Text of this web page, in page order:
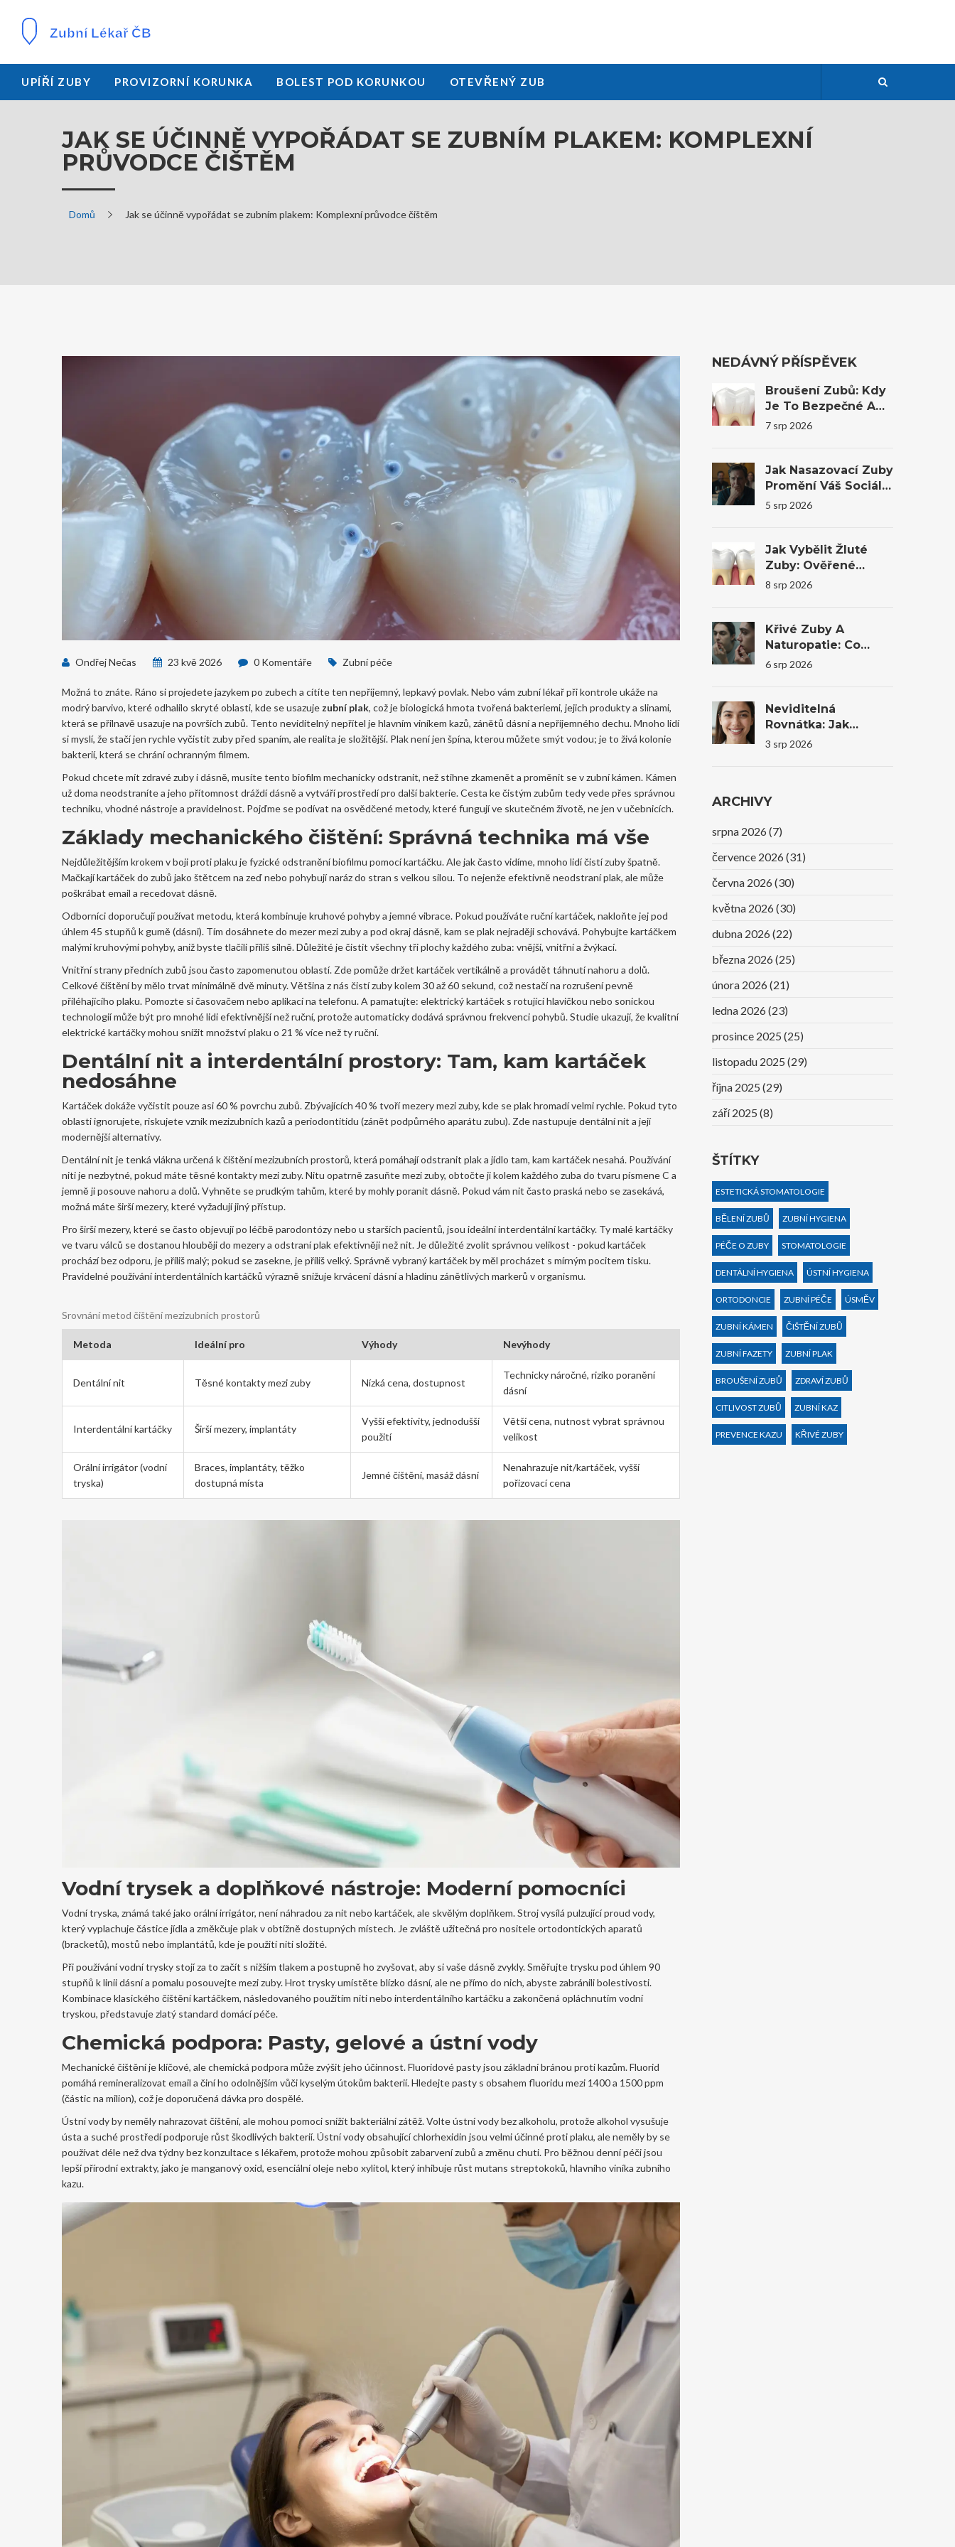
UPÍŘÍ ZUBY PROVIZORNÍ KORUNKA BOLEST POD KORUNKOU OTEVŘENÝ ZUB
JAK SE ÚČINNĚ VYPOŘÁDAT SE ZUBNÍM PLAKEM: KOMPLEXNÍ
PRŮVODCE ČIŠTĚM
Domů Jak se účinně vypořádat se zubním plakem: Komplexní průvodce čištěm
Ondřej Nečas 23 kvě 2026 0 Komentáře Zubní péče
Možná to znáte. Ráno si projedete jazykem po zubech a cítíte ten nepříjemný, lepkavý povlak. Nebo vám zubní lékař při kontrole ukáže na
modrý barvivo, které odhalilo skryté oblasti, kde se usazuje zubní plak, což jebiologická hmota tvořená bakteriemi, jejich produkty a slinami,
která se přilnavě usazuje na površích zubů. Tento neviditelný nepřítel je hlavním viníkem kazů, zánětů dásní a nepříjemného dechu. Mnoho lidí
si myslí, že stačí jen rychle vyčistit zuby před spaním, ale realita je složitější. Plak není jen špína, kterou můžete smýt vodou; je to živá kolonie
bakterií, která se chrání ochranným filmem.
Pokud chcete mít zdravé zuby i dásně, musíte tento biofilm mechanicky odstranit, než stihne zkamenět a proměnit se v zubní kámen. Kámen
už doma neodstraníte a jeho přítomnost dráždí dásně a vytváří prostředí pro další bakterie. Cesta ke čistým zubům tedy vede přes správnou
techniku, vhodné nástroje a pravidelnost. Pojďme se podívat na osvědčené metody, které fungují ve skutečném životě, ne jen v učebnicích.
Základy mechanického čištění: Správná technika má vše
Nejdůležitějším krokem v boji proti plaku je fyzické odstranění biofilmu pomocí kartáčku. Ale jak často vidíme, mnoho lidí čistí zuby špatně.
Mačkají kartáček do zubů jako štětcem na zeď nebo pohybují naráz do stran s velkou silou. To nejenže efektivně neodstraní plak, ale může
poškrábat email a recedovat dásně.
Odborníci doporučují používat metodu, která kombinuje kruhové pohyby a jemné vibrace. Pokud používáte ruční kartáček, nakloňte jej pod
úhlem 45 stupňů k gumě (dásni). Tím dosáhnete do mezer mezi zuby a pod okraj dásně, kam se plak nejraději schovává. Pohybujte kartáčkem
malými kruhovými pohyby, aniž byste tlačili příliš silně. Důležité je čistit všechny tři plochy každého zuba: vnější, vnitřní a žvýkací.
Vnitřní strany předních zubů jsou často zapomenutou oblastí. Zde pomůže držet kartáček vertikálně a provádět táhnutí nahoru a dolů.
Celkové čištění by mělo trvat minimálně dvě minuty. Většina z nás čistí zuby kolem 30 až 60 sekund, což nestačí na rozrušení pevně
přiléhajícího plaku. Pomozte si časovačem nebo aplikací na telefonu. A pamatujte: elektrický kartáček s rotující hlavičkou nebo sonickou
technologií může být pro mnohé lidi efektivnější než ruční, protože automaticky dodává správnou frekvenci pohybů. Studie ukazují, že kvalitní
elektrické kartáčky mohou snížit množství plaku o 21 % více než ty ruční.
Dentální nit a interdentální prostory: Tam, kam kartáček
nedosáhne
Kartáček dokáže vyčistit pouze asi 60 % povrchu zubů. Zbývajících 40 % tvoří mezery mezi zuby, kde se plak hromadí velmi rychle. Pokud tyto
oblasti ignorujete, riskujete vznik mezizubních kazů a periodontitidu (zánět podpůrného aparátu zubu). Zde nastupuje dentální nit a její
modernější alternativy.
Dentální nit jetenká vlákna určená k čištění mezizubních prostorů, která pomáhají odstranit plak a jídlo tam, kam kartáček nesahá. Používání
niti je nezbytné, pokud máte těsné kontakty mezi zuby. Nitu opatrně zasuňte mezi zuby, obtočte ji kolem každého zuba do tvaru písmene C a
jemně ji posouve nahoru a dolů. Vyhněte se prudkým tahům, které by mohly poranit dásně. Pokud vám nit často praská nebo se zasekává,
možná máte širší mezery, které vyžadují jiný přístup.
Pro širší mezery, které se často objevují po léčbě parodontózy nebo u starších pacientů, jsou ideálníinterdentální kartáčky. Ty malé kartáčky
ve tvaru válců se dostanou hlouběji do mezery a odstraní plak efektivněji než nit. Je důležité zvolit správnou velikost - pokud kartáček
prochází bez odporu, je příliš malý; pokud se zasekne, je příliš velký. Správně vybraný kartáček by měl procházet s mírným pocitem tisku.
Pravidelné používání interdentálních kartáčků výrazně snižuje krvácení dásní a hladinu zánětlivých markerů v organismu.
Srovnání metod čištění mezizubních prostorů
Metoda Ideální pro Výhody Nevýhody
Dentální nit Těsné kontakty mezi zuby Nízká cena, dostupnost
Technicky náročné, riziko poranění
dásní
Interdentální kartáčky Širší mezery, implantáty
Vyšší efektivity, jednodušší
použití
Větší cena, nutnost vybrat správnou
velikost
Orální irrigátor (vodní
tryska)
Braces, implantáty, těžko
dostupná místa
Jemné čištění, masáž dásní
Nenahrazuje nit/kartáček, vyšší
pořizovací cena
Vodní trysek a doplňkové nástroje: Moderní pomocníci
Vodní tryska, známá také jako orální irrigátor, není náhradou za nit nebo kartáček, ale skvělým doplňkem. Stroj vysílá pulzující proud vody,
který vyplachuje částice jídla a změkčuje plak v obtížně dostupných místech. Je zvláště užitečná pro nositele ortodontických aparatů
(bracketů), mostů nebo implantátů, kde je použití niti složité.
Při používání vodní trysky stojí za to začít s nižším tlakem a postupně ho zvyšovat, aby si vaše dásně zvykly. Směřujte trysku pod úhlem 90
stupňů k linii dásní a pomalu posouvejte mezi zuby. Hrot trysky umístěte blízko dásní, ale ne přímo do nich, abyste zabránili bolestivosti.
Kombinace klasického čištění kartáčkem, následovaného použitím niti nebo interdentálního kartáčku a zakončená opláchnutím vodní
tryskou, představuje zlatý standard domácí péče.
Chemická podpora: Pasty, gelové a ústní vody
Mechanické čištění je klíčové, ale chemická podpora může zvýšit jeho účinnost. Fluoridové pasty jsou základní bránou proti kazům. Fluorid
pomáhá remineralizovat email a činí ho odolnějším vůči kyselým útokům bakterií. Hledejte pasty s obsahem fluoridu mezi 1400 a 1500 ppm
(částic na milion), což je doporučená dávka pro dospělé.
Ústní vody by neměly nahrazovat čištění, ale mohou pomoci snížit bakteriální zátěž. Volte ústní vody bez alkoholu, protože alkohol vysušuje
ústa a suché prostředí podporuje růst škodlivých bakterií. Ústní vody obsahující chlorhexidin jsou velmi účinné proti plaku, ale neměly by se
používat déle než dva týdny bez konzultace s lékařem, protože mohou způsobit zabarvení zubů a změnu chuti. Pro běžnou denní péči jsou
lepší přírodní extrakty, jako je manganový oxid, esenciální oleje nebo xylitol, který inhibuje růst mutans streptokoků, hlavního viníka zubního
kazu.
NEDÁVNÝ PŘÍSPĚVEK
Broušení Zubů: Kdy
Je To Bezpečné A
Kdy Bys Měl Raději
7 srp 2026
Jak Nasazovací Zuby
Promění Váš Sociální
Život A Sebevědomí
5 srp 2026
Jak Vybělit Žluté
Zuby: Ověřené
Metody, Domácí
8 srp 2026
Křivé Zuby A
Naturopatie: Co
Reálně Pomůže A
6 srp 2026
Neviditelná
Rovnátka: Jak
Transparentní
3 srp 2026
ARCHIVY
srpna 2026 (7)
července 2026 (31)
června 2026 (30)
května 2026 (30)
dubna 2026 (22)
března 2026 (25)
února 2026 (21)
ledna 2026 (23)
prosince 2025 (25)
listopadu 2025 (29)
října 2025 (29)
září 2025 (8)
ŠTÍTKY
ESTETICKÁ STOMATOLOGIE
BĚLENÍ ZUBŮ ZUBNÍ HYGIENA
PÉČE O ZUBY STOMATOLOGIE
DENTÁLNÍ HYGIENA ÚSTNÍ HYGIENA
ORTODONCIE ZUBNÍ PÉČE ÚSMĚV
ZUBNÍ KÁMEN ČIŠTĚNÍ ZUBŮ
ZUBNÍ FAZETY ZUBNÍ PLAK
BROUŠENÍ ZUBŮ ZDRAVÍ ZUBŮ
CITLIVOST ZUBŮ ZUBNÍ KAZ
PREVENCE KAZU KŘIVÉ ZUBY